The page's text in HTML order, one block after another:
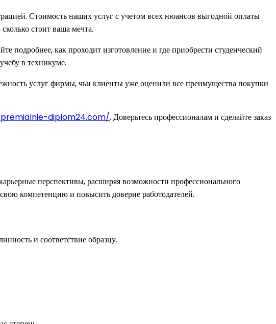
Стоимость наших услуг с учетом всех нюансов выгодной оплаты
стоит ваша мечта.
подробнее, как проходит изготовление и где приобрести студенческий
в техникуме.
услуг фирмы, чьи клиенты уже оценили все преимущества покупки
diplom24.com/. Доверьтесь профессионалам и сделайте заказ
перспективы, расширяя возможности профессионального
компетенцию и повысить доверие работодателей.
и соответствие образцу.